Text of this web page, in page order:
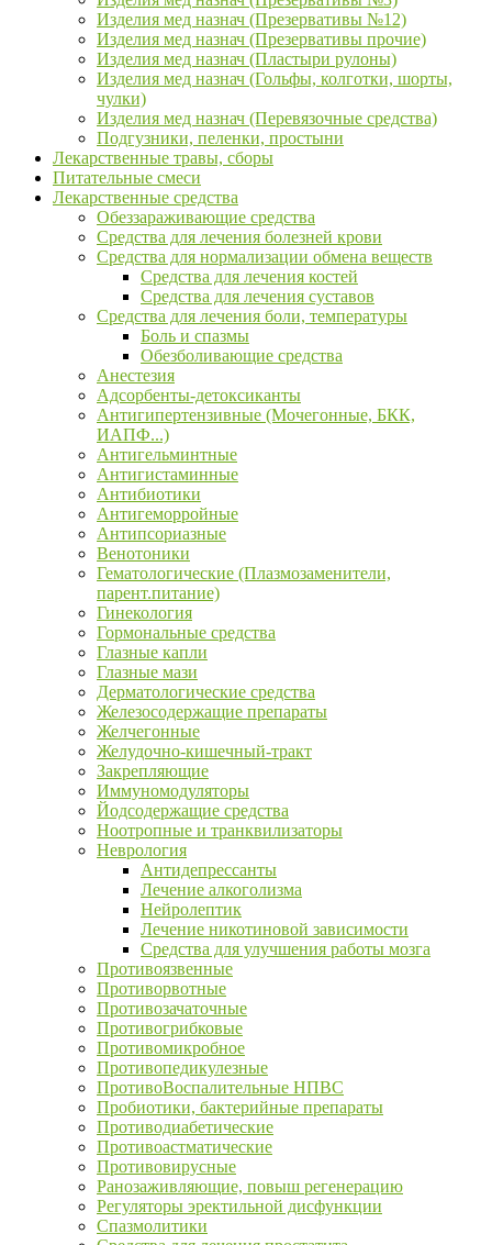
Изделия мед назнач (Презервативы №12)
Изделия мед назнач (Презервативы прочие)
Изделия мед назнач (Пластыри рулоны)
Изделия мед назнач (Гольфы, колготки, шорты,
чулки)
Изделия мед назнач (Перевязочные средства)
Подгузники, пеленки, простыни
Лекарственные травы, сборы
Питательные смеси
Лекарственные средства
Обеззараживающие средства
Средства для лечения болезней крови
Средства для нормализации обмена веществ
Средства для лечения костей
Средства для лечения суставов
Средства для лечения боли, температуры
Боль и спазмы
Обезболивающие средства
Анестезия
Адсорбенты-детоксиканты
Антигипертензивные (Мочегонные, БКК,
ИАПФ...)
Антигельминтные
Антигистаминные
Антибиотики
Антигеморройные
Антипсориазные
Венотоники
Гематологические (Плазмозаменители,
парент.питание)
Гинекология
Гормональные средства
Глазные капли
Глазные мази
Дерматологические средства
Железосодержащие препараты
Желчегонные
Желудочно-кишечный-тракт
Закрепляющие
Иммуномодуляторы
Йодсодержащие средства
Ноотропные и транквилизаторы
Неврология
Антидепрессанты
Лечение алкоголизма
Нейролептик
Лечение никотиновой зависимости
Средства для улучшения работы мозга
Противоязвенные
Противорвотные
Противозачаточные
Противогрибковые
Противомикробное
Противопедикулезные
ПротивоВоспалительные НПВС
Пробиотики, бактерийные препараты
Противодиабетические
Противоастматические
Противовирусные
Ранозаживляющие, повыш регенерацию
Регуляторы эректильной дисфункции
Спазмолитики